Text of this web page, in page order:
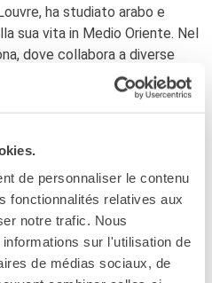
de personnaliser le contenu
fonctionnalités relatives aux
notre trafic. Nous
sur l'utilisation de
de médias sociaux, de
L'INSTITUT
ha studiato arabo e
sua vita in Medio Oriente. Nel
dove collabora a diverse
tradotte in italiano
terroristi, Zona, Parlami di
dei ladri. Con Bussola ha
e al Premio
MÉLAOUAH
e vive a Milano, dove